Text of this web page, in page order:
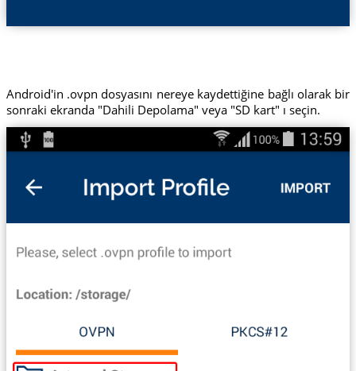
Android'in .ovpn dosyasını nereye kaydettiğine bağlı olarak bir
sonraki ekranda "Dahili Depolama" veya "SD kart" ı seçin.